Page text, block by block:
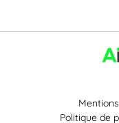
Politique de